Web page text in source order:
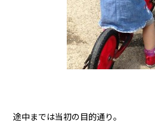
途中までは当初の目的通り。